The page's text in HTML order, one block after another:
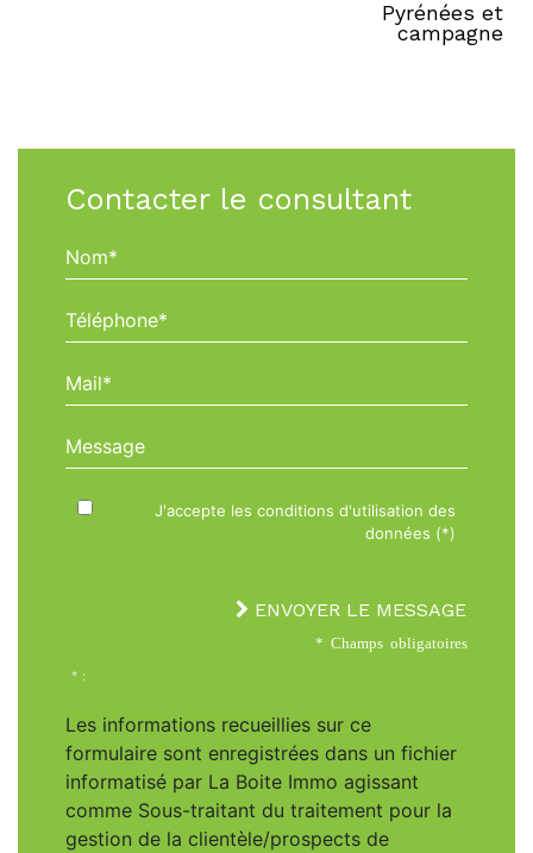
Pyrénées et
campagne
Contacter le consultant
Nom*
Téléphone*
Mail*
Message
J'accepte les conditions d'utilisation des
données (*)
ENVOYER LE MESSAGE
* Champs obligatoires
* :
Les informations recueillies sur ce
formulaire sont enregistrées dans un fichier
informatisé par La Boite Immo agissant
comme Sous-traitant du traitement pour la
gestion de la clientèle/prospects de